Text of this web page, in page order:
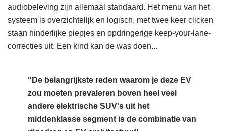
audiobeleving zijn allemaal standaard. Het menu van het
systeem is overzichtelijk en logisch, met twee keer clicken
staan hinderlijke piepjes en opdringerige keep-your-lane-
correcties uit. Een kind kan de was doen...
"De belangrijkste reden waarom je deze EV
zou moeten prevaleren boven heel veel
andere elektrische SUV's uit het
middenklasse segment is de combinatie van